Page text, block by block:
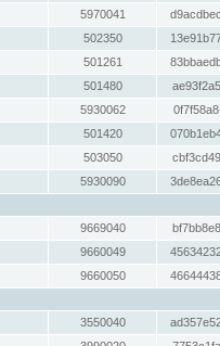
5970041
502350
501261
501480
5930062
501420
503050
5930090
9669040
9660049
9660050
3550040